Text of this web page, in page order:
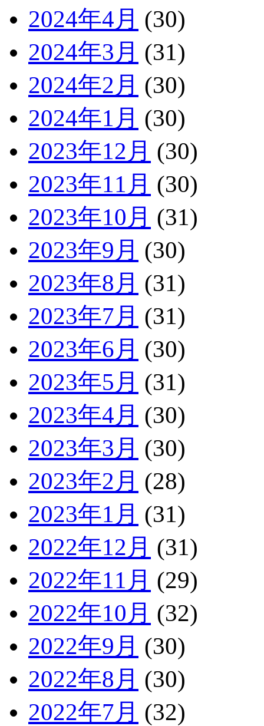
2024年4月 (30)
2024年3月 (31)
2024年2月 (30)
2024年1月 (30)
2023年12月 (30)
2023年11月 (30)
2023年10月 (31)
2023年9月 (30)
2023年8月 (31)
2023年7月 (31)
2023年6月 (30)
2023年5月 (31)
2023年4月 (30)
2023年3月 (30)
2023年2月 (28)
2023年1月 (31)
2022年12月 (31)
2022年11月 (29)
2022年10月 (32)
2022年9月 (30)
2022年8月 (30)
2022年7月 (32)